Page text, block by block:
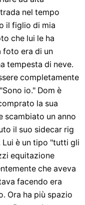
nel tempo
il figlio di mia
che lui le ha
foto era di un
tempesta di neve.
completamente
io." Dom è
la sua
scambiato un anno
il suo sidecar rig
Lui è un tipo "tutti gli
equitazione
che aveva
facendo era
Ora ha più spazio